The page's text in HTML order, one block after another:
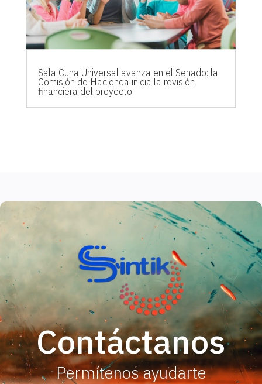
Sala Cuna Universal avanza en el Senado: la
Comisión de Hacienda inicia la revisión
financiera del proyecto
Contáctanos
Permítenos ayudarte